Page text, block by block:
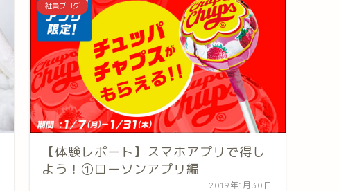
社員ブログ
【体験レポート】スマホアプリで得し
よう！①ローソンアプリ編
2019年1月30日